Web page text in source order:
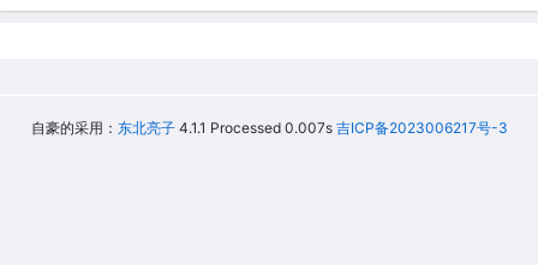
自豪的采用： 东北亮子4.1.1 Processed 0.007s 吉ICP备2023006217号-3